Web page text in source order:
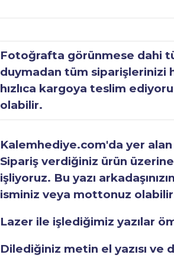
Fotoğrafta görünmese dahi
duymadan tüm
hızlıca kargoya teslim
olabilir.
Kalemhediye.com'da yer
Sipariş verdiğiniz ürün
işliyoruz. Bu yazı
isminiz veya mottonuz
Lazer ile işlediğimiz yazılar
Dilediğiniz metin el yazısı ve